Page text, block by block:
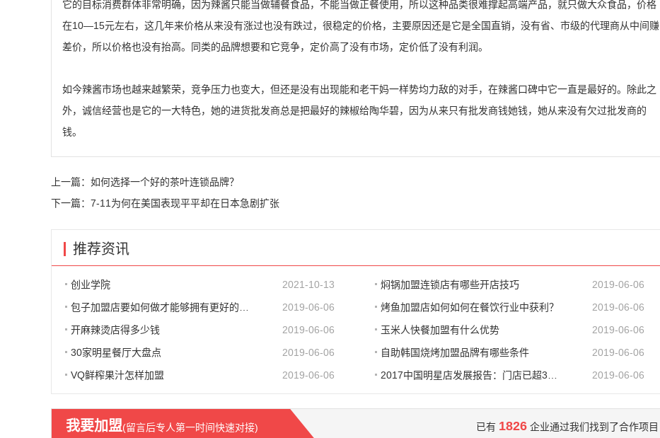
它的目标消费群体非常明确，因为辣酱只能当做辅餐食品，不能当做正餐使用，所以这种品类很难撑起高端产品，就只做大众食品，价格
在10—15元左右，这几年来价格从来没有涨过也没有跌过，很稳定的价格，主要原因还是它是全国直销，没有省、市级的代理商从中间赚
差价，所以价格也没有抬高。同类的品牌想要和它竞争，定价高了没有市场，定价低了没有利润。
如今辣酱市场也越来越繁荣，竞争压力也变大，但还是没有出现能和老干妈一样势均力敌的对手，在辣酱口碑中它一直是最好的。除此之
外，诚信经营也是它的一大特色，她的进货批发商总是把最好的辣椒给陶华碧，因为从来只有批发商钱她钱，她从来没有欠过批发商的
钱。
上一篇： 如何选择一个好的茶叶连锁品牌？
下一篇： 7-11为何在美国表现平平却在日本急剧扩张
推荐资讯
创业学院 2021-10-13 焖锅加盟连锁店有哪些开店技巧
2019-06-06
包子加盟店要如何做才能够拥有更好的生意呢?
2019-06-06 烤鱼加盟店如何如何在餐饮行业中获利？
2019-06-06
开麻辣烫店得多少钱
2019-06-06 玉米人快餐加盟有什么优势
2019-06-06
30家明星餐厅大盘点
2019-06-06 自助韩国烧烤加盟品牌有哪些条件
2019-06-06
VQ鲜榨果汁怎样加盟
2019-06-06 2017中国明星店发展报告：门店已超300家 首选餐饮 2019-06-06
我要加盟(留言后专人第一时间快速对接) 已有 1826 企业通过我们找到了合作项目